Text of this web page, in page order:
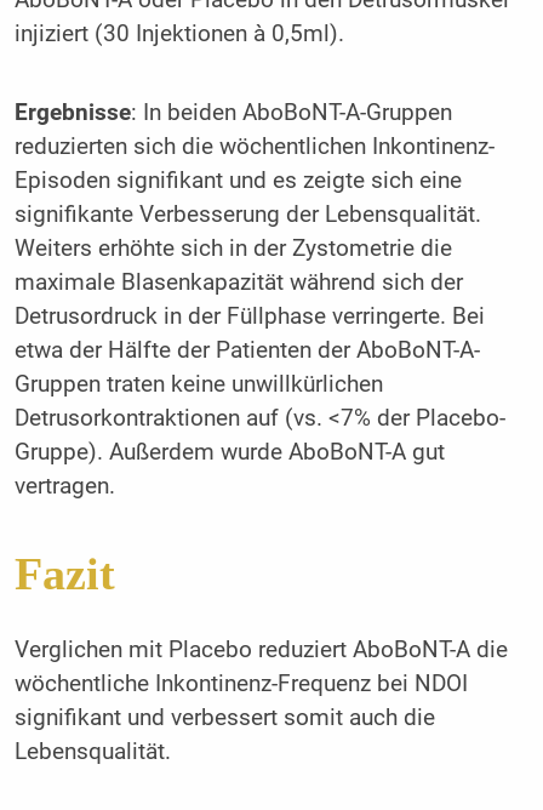
injiziert (30 Injektionen à 0,5ml).
Ergebnisse: In beiden AboBoNT-A-Gruppen
reduzierten sich die wöchentlichen Inkontinenz-
Episoden signifikant und es zeigte sich eine
signifikante Verbesserung der Lebensqualität.
Weiters erhöhte sich in der Zystometrie die
maximale Blasenkapazität während sich der
Detrusordruck in der Füllphase verringerte. Bei
etwa der Hälfte der Patienten der AboBoNT-A-
Gruppen traten keine unwillkürlichen
Detrusorkontraktionen auf (vs. <7% der Placebo-
Gruppe). Außerdem wurde AboBoNT-A gut
vertragen.
Fazit
Verglichen mit Placebo reduziert AboBoNT-A die
wöchentliche Inkontinenz-Frequenz bei NDOI
signifikant und verbessert somit auch die
Lebensqualität.